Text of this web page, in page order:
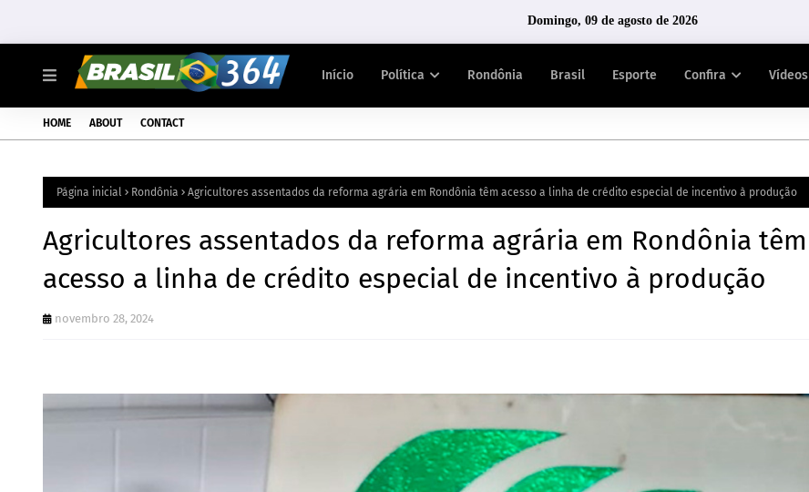
Domingo, 09 de agosto de 2026
Início Política Rondônia Brasil Esporte Confira Vídeos
HOME ABOUT CONTACT
Página inicial Rondônia Agricultores assentados da reforma agrária em Rondônia têm acesso a linha de crédito especial de incentivo à produção
Agricultores assentados da reforma agrária em Rondônia têm
acesso a linha de crédito especial de incentivo à produção
novembro 28, 2024